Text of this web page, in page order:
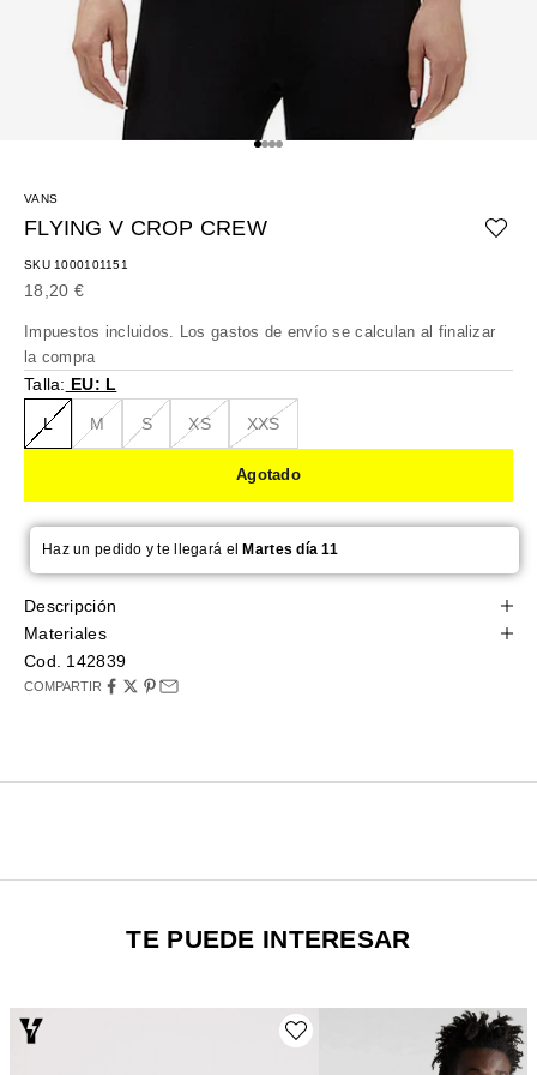
Ir al artículo 1
Ir al artículo 2
Ir al artículo 3
Ir al artículo 4
VANS
FLYING V CROP CREW
SKU 1000101151
Precio de oferta
18,20 €
Impuestos incluidos. Los gastos de envío se calculan al finalizar
la compra
Talla: EU: L
L M S XS XXS
Agotado
Haz un pedido y te llegará elMartes día 11
Descripción
Materiales
Cod. 142839
COMPARTIR
TE PUEDE INTERESAR